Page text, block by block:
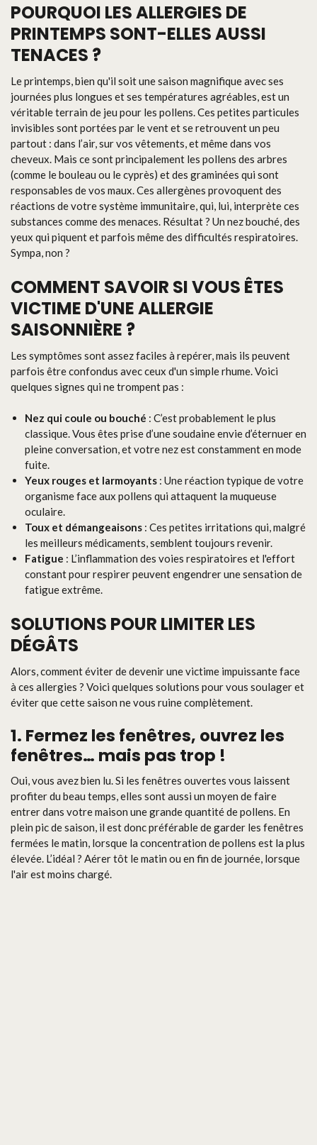
POURQUOI LES ALLERGIES DE
PRINTEMPS SONT-ELLES AUSSI
TENACES ?
Le printemps, bien qu'il soit une saison magnifique avec ses
journées plus longues et ses températures agréables, est un
véritable terrain de jeu pour les pollens. Ces petites particules
invisibles sont portées par le vent et se retrouvent un peu
partout : dans l’air, sur vos vêtements, et même dans vos
cheveux. Mais ce sont principalement les pollens des arbres
(comme le bouleau ou le cyprès) et des graminées qui sont
responsables de vos maux. Ces allergènes provoquent des
réactions de votre système immunitaire, qui, lui, interprète ces
substances comme des menaces. Résultat ? Un nez bouché, des
yeux qui piquent et parfois même des difficultés respiratoires.
Sympa, non ?
COMMENT SAVOIR SI VOUS ÊTES
VICTIME D'UNE ALLERGIE
SAISONNIÈRE ?
Les symptômes sont assez faciles à repérer, mais ils peuvent
parfois être confondus avec ceux d'un simple rhume. Voici
quelques signes qui ne trompent pas :
Nez qui coule ou bouché : C’est probablement le plus
classique. Vous êtes prise d’une soudaine envie d’éternuer en
pleine conversation, et votre nez est constamment en mode
fuite.
Yeux rouges et larmoyants : Une réaction typique de votre
organisme face aux pollens qui attaquent la muqueuse
oculaire.
Toux et démangeaisons : Ces petites irritations qui, malgré
les meilleurs médicaments, semblent toujours revenir.
Fatigue : L’inflammation des voies respiratoires et l'effort
constant pour respirer peuvent engendrer une sensation de
fatigue extrême.
SOLUTIONS POUR LIMITER LES
DÉGÂTS
Alors, comment éviter de devenir une victime impuissante face
à ces allergies ? Voici quelques solutions pour vous soulager et
éviter que cette saison ne vous ruine complètement.
1. Fermez les fenêtres, ouvrez les
fenêtres… mais pas trop !
Oui, vous avez bien lu. Si les fenêtres ouvertes vous laissent
profiter du beau temps, elles sont aussi un moyen de faire
entrer dans votre maison une grande quantité de pollens. En
plein pic de saison, il est donc préférable de garder les fenêtres
fermées le matin, lorsque la concentration de pollens est la plus
élevée. L’idéal ? Aérer tôt le matin ou en fin de journée, lorsque
l'air est moins chargé.